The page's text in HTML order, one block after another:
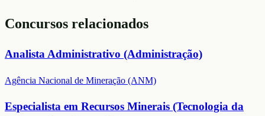
Concursos relacionados
Analista Administrativo (Administração)
Agência Nacional de Mineração (ANM)
Especialista em Recursos Minerais (Tecnologia da